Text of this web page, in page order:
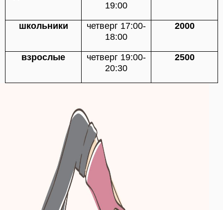
19:00
школьники
четверг 17:00-
18:00
2000
взрослые
четверг 19:00-
20:30
2500